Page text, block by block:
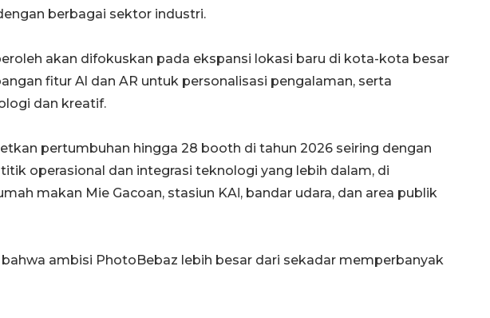
berbagai sektor industri.
akan difokuskan pada ekspansi lokasi baru di kota-kota besar
fitur Al dan AR untuk personalisasi pengalaman, serta
dan kreatif.
pertumbuhan hingga 28 booth di tahun 2026 seiring dengan
operasional dan integrasi teknologi yang lebih dalam, di
makan Mie Gacoan, stasiun KAΙ, bandar udara, dan area publik
ambisi PhotoBebaz lebih besar dari sekadar memperbanyak
Memberantas kejahatan